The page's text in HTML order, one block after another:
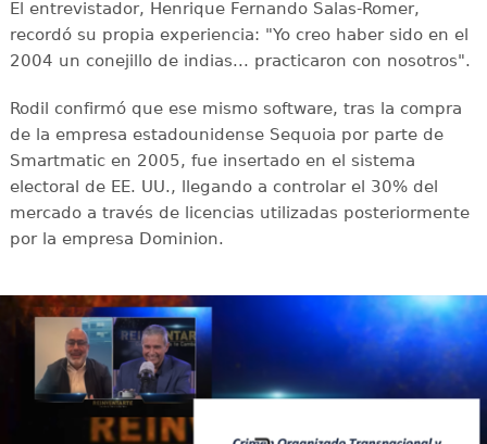
El entrevistador, Henrique Fernando Salas-Romer,
recordó su propia experiencia: "Yo creo haber sido en el
2004 un conejillo de indias... practicaron con nosotros".
Rodil confirmó que ese mismo software, tras la compra
de la empresa estadounidense Sequoia por parte de
Smartmatic en 2005, fue insertado en el sistema
electoral de EE. UU., llegando a controlar el 30% del
mercado a través de licencias utilizadas posteriormente
por la empresa Dominion.